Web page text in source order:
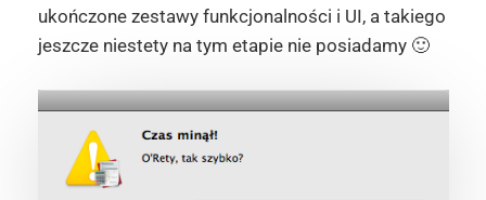
ukończone zestawy funkcjonalności i UI, a takiego
jeszcze niestety na tym etapie nie posiadamy 🙂